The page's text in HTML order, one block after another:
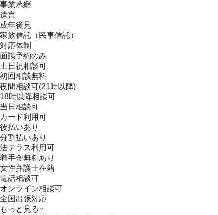
事業承継
遺言
成年後見
家族信託（民事信託）
対応体制
面談予約のみ
土日祝相談可
初回相談無料
夜間相談可(21時以降)
18時以降相談可
当日相談可
カード利用可
後払いあり
分割払いあり
法テラス利用可
着手金無料あり
女性弁護士在籍
電話相談可
オンライン相談可
全国出張対応
もっと見る